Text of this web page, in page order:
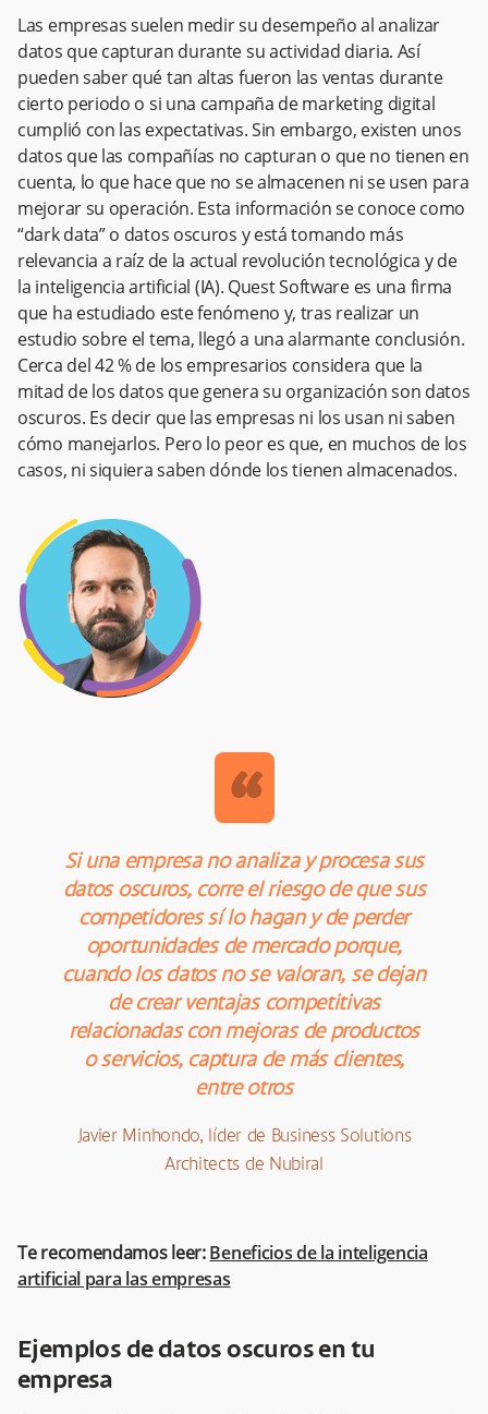
Las empresas suelen medir su desempeño al analizar
datos que capturan durante su actividad diaria. Así
pueden saber qué tan altas fueron las ventas durante
cierto periodo o si una campaña de marketing digital
cumplió con las expectativas. Sin embargo, existen unos
datos que las compañías no capturan o que no tienen en
cuenta, lo que hace que no se almacenen ni se usen para
mejorar su operación. Esta información se conoce como
“dark data” o datos oscuros y está tomando más
relevancia a raíz de la actual revolución tecnológica y de
la inteligencia artificial (IA). Quest Software es una firma
que ha estudiado este fenómeno y, tras realizar un
estudio sobre el tema, llegó a una alarmante conclusión.
Cerca del 42 % de los empresarios considera que la
mitad de los datos que genera su organización son datos
oscuros. Es decir que las empresas ni los usan ni saben
cómo manejarlos. Pero lo peor es que, en muchos de los
casos, ni siquiera saben dónde los tienen almacenados.
“
Si una empresa no analiza y procesa sus
datos oscuros, corre el riesgo de que sus
competidores sí lo hagan y de perder
oportunidades de mercado porque,
cuando los datos no se valoran, se dejan
de crear ventajas competitivas
relacionadas con mejoras de productos
o servicios, captura de más clientes,
entre otros
Javier Minhondo, líder de Business Solutions
Architects de Nubiral
Te recomendamos leer:Beneficios de la inteligencia
artificial para las empresas
Ejemplos de datos oscuros en tu
empresa